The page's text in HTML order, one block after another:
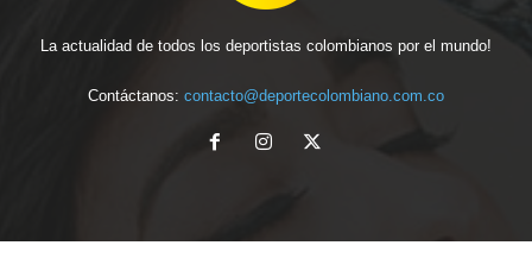
La actualidad de todos los deportistas colombianos por el mundo!
Contáctanos: contacto@deportecolombiano.com.co